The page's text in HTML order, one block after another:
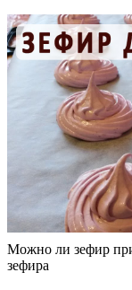
Можно ли зефир
зефира